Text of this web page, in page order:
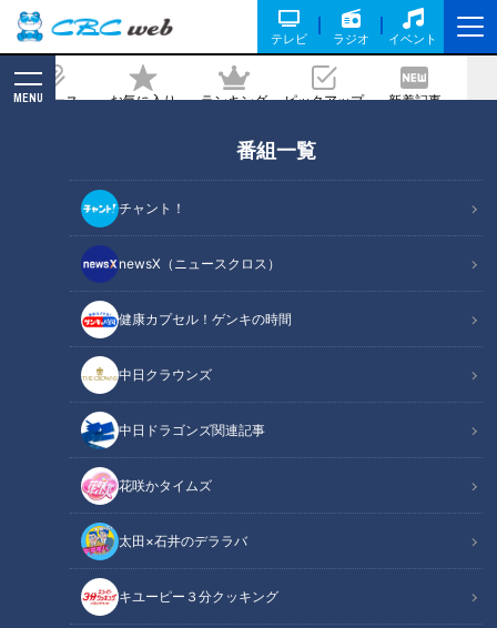
テレビ ラジオ イベント
ニュース お気に入り ランキング ピックアップ 新着記事
MENU
番組一覧
チャント！
newsX（ニュースクロス）
健康カプセル！ゲンキの時間
中日クラウンズ
中日ドラゴンズ関連記事
花咲かタイムズ
太田×石井のデララバ
キユーピー３分クッキング
さ”と付き合う方法
2022/12/18 07:30
健康カプセル！ゲンキの時間
「健康カプセル！ゲンキの時間」アーカイブ